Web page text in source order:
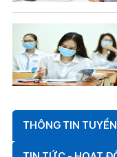
THÔNG TIN